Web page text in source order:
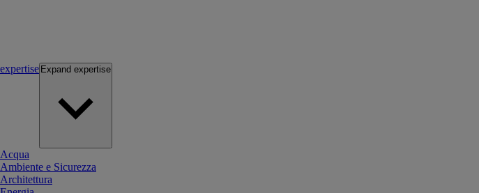
expertise Expand expertise
Acqua
Ambiente e Sicurezza
Architettura